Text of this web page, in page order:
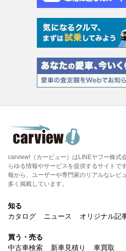
carview!（カービュー）はLINEヤフー株式
らゆる情報やサービスを提供するサイトで
報から、ユーザーや専門家のリアルなレビ
多く掲載しています。
知る
カタログ
ニュース オリジナル記
買う・売る
中古車検索
新車見積り 車買取